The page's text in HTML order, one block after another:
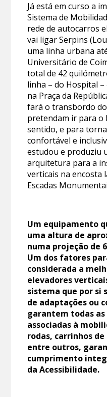
Já está em curso a
Sistema de
rede de autocarros
vai ligar Serpins
uma linha urbana
Universitário de
total de 42
linha – do Hospital
na Praça da
fará o transbordo
pretendam ir para o
sentido, e para
confortável e
estudou e produziu
arquitetura para a
verticais na encosta
Escadas
Um equipamento
uma altura de
numa projeção de
Um dos fatores
considerada a
elevadores
sistema que por si
de adaptações ou
garantem todas as
associadas à
rodas, carrinhos
entre outros,
cumprimento
da Acessibilidade.